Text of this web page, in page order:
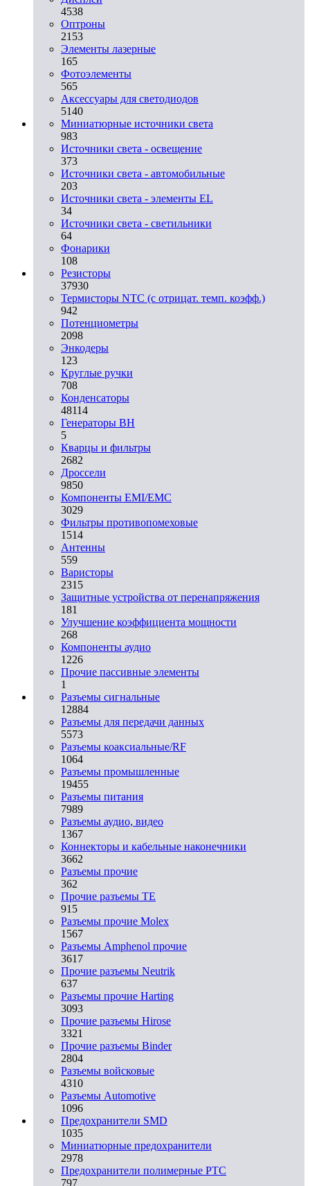
4538
Оптроны
2153
Элементы лазерные
165
Фотоэлементы
565
Аксессуары для светодиодов
5140
Миниатюрные источники света
983
Источники света - освещение
373
Источники света - автомобильные
203
Источники света - элементы EL
34
Источники света - светильники
64
Фонарики
108
Резисторы
37930
Термисторы NTC (с отрицат. темп. коэфф.)
942
Потенциометры
2098
Энкодеры
123
Круглые ручки
708
Конденсаторы
48114
Генераторы ВН
5
Кварцы и фильтры
2682
Дроссели
9850
Компоненты EMI/EMC
3029
Фильтры противопомеховые
1514
Антенны
559
Варисторы
2315
Защитные устройства от перенапряжения
181
Улучшение коэффициента мощности
268
Компоненты аудио
1226
Прочие пассивные элементы
1
Разъeмы сигнальные
12884
Разъeмы для передачи данных
5573
Разъeмы коаксиальные/RF
1064
Разъeмы промышленные
19455
Разъeмы питания
7989
Разъeмы аудио, видео
1367
Коннекторы и кабельные наконечники
3662
Разъeмы прочие
362
Прочие разъемы TE
915
Разъемы прочие Molex
1567
Разъемы Amphenol прочие
3617
Прочие разъемы Neutrik
637
Разъемы прочие Harting
3093
Прочие разъемы Hirose
3321
Прочие разъемы Binder
2804
Разъемы войсковые
4310
Разъeмы Automotive
1096
Предохранители SMD
1035
Миниатюрные предохранители
2978
Предохранители полимерные PTC
797